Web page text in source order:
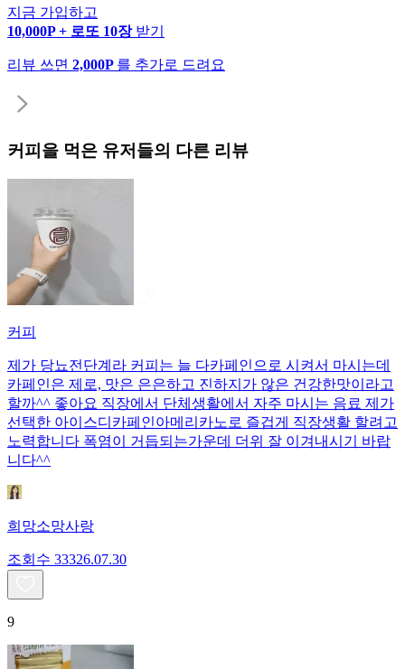
지금 가입하고
10,000P + 로또 10장 받기
리뷰 쓰면 2,000P 를 추가로 드려요
커피 을 먹은 유저들의 다른 리뷰
커피
제가 당뇨전단계라 커피는 늘 다카페인으로 시켜서 마시는데
카페인은 제로, 맛은 은은하고 진하지가 않은 건강한맛이라고
할까^^ 좋아요 직장에서 단체생활에서 자주 마시는 음료 제가
선택한 아이스디카페인아메리카노로 즐겁게 직장생활 할려고
노력합니다 폭염이 거듭되는가운데 더위 잘 이겨내시기 바랍
니다^^
희망소망사랑
조회수 33326.07.30
9